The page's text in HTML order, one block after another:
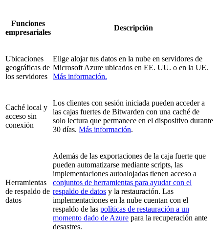
Funciones
empresariales
Descripción
Ubicaciones
geográficas de
los servidores
Elige alojar tus datos en la nube en servidores de
Microsoft Azure ubicados en EE. UU. o en la UE.
Más información.
Caché local y
acceso sin
conexión
Los clientes con sesión iniciada pueden acceder a
las cajas fuertes de Bitwarden con una caché de
solo lectura que permanece en el dispositivo durante
30 días. Más información.
Herramientas
de respaldo de
datos
Además de las exportaciones de la caja fuerte que
pueden automatizarse mediante scripts, las
implementaciones autoalojadas tienen acceso a
conjuntos de herramientas para ayudar con el
respaldo de datos y la restauración. Las
implementaciones en la nube cuentan con el
respaldo de las políticas de restauración a un
momento dado de Azure para la recuperación ante
desastres.